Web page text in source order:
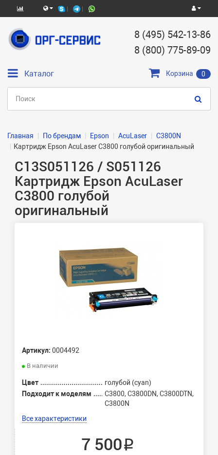
8 (495) 542-13-86
8 (800) 775-89-09
Каталог Корзина 0
Главная По брендам Epson AcuLaser
C3800N
Картридж Epson AcuLaser C3800 голубой оригинальный
C13S051126 / S051126
Картридж Epson AcuLaser
C3800 голубой
оригинальный
Артикул: 0004492
В наличии
Цвет
голубой (cyan)
Подходит к моделям
C3800, C3800DN, C3800DTN,
C3800N
Все характеристики
7 500 ₽